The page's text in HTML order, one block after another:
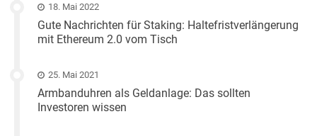
18. Mai 2022
Gute Nachrichten für Staking: Haltefristverlängerung
mit Ethereum 2.0 vom Tisch
25. Mai 2021
Armbanduhren als Geldanlage: Das sollten
Investoren wissen